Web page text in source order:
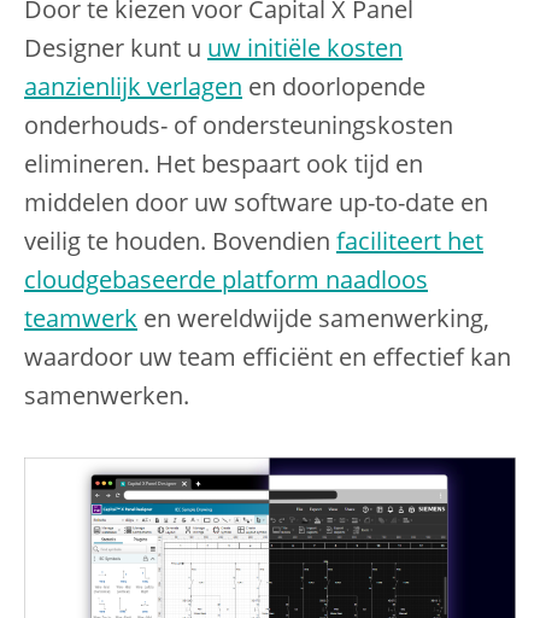
Door te kiezen voor Capital X Panel
Designer kunt u uw initiële kosten
aanzienlijk verlagen en doorlopende
onderhouds- of ondersteuningskosten
elimineren. Het bespaart ook tijd en
middelen door uw software up-to-date en
veilig te houden. Bovendien faciliteert het
cloudgebaseerde platform naadloos
teamwerk en wereldwijde samenwerking,
waardoor uw team efficiënt en effectief kan
samenwerken.